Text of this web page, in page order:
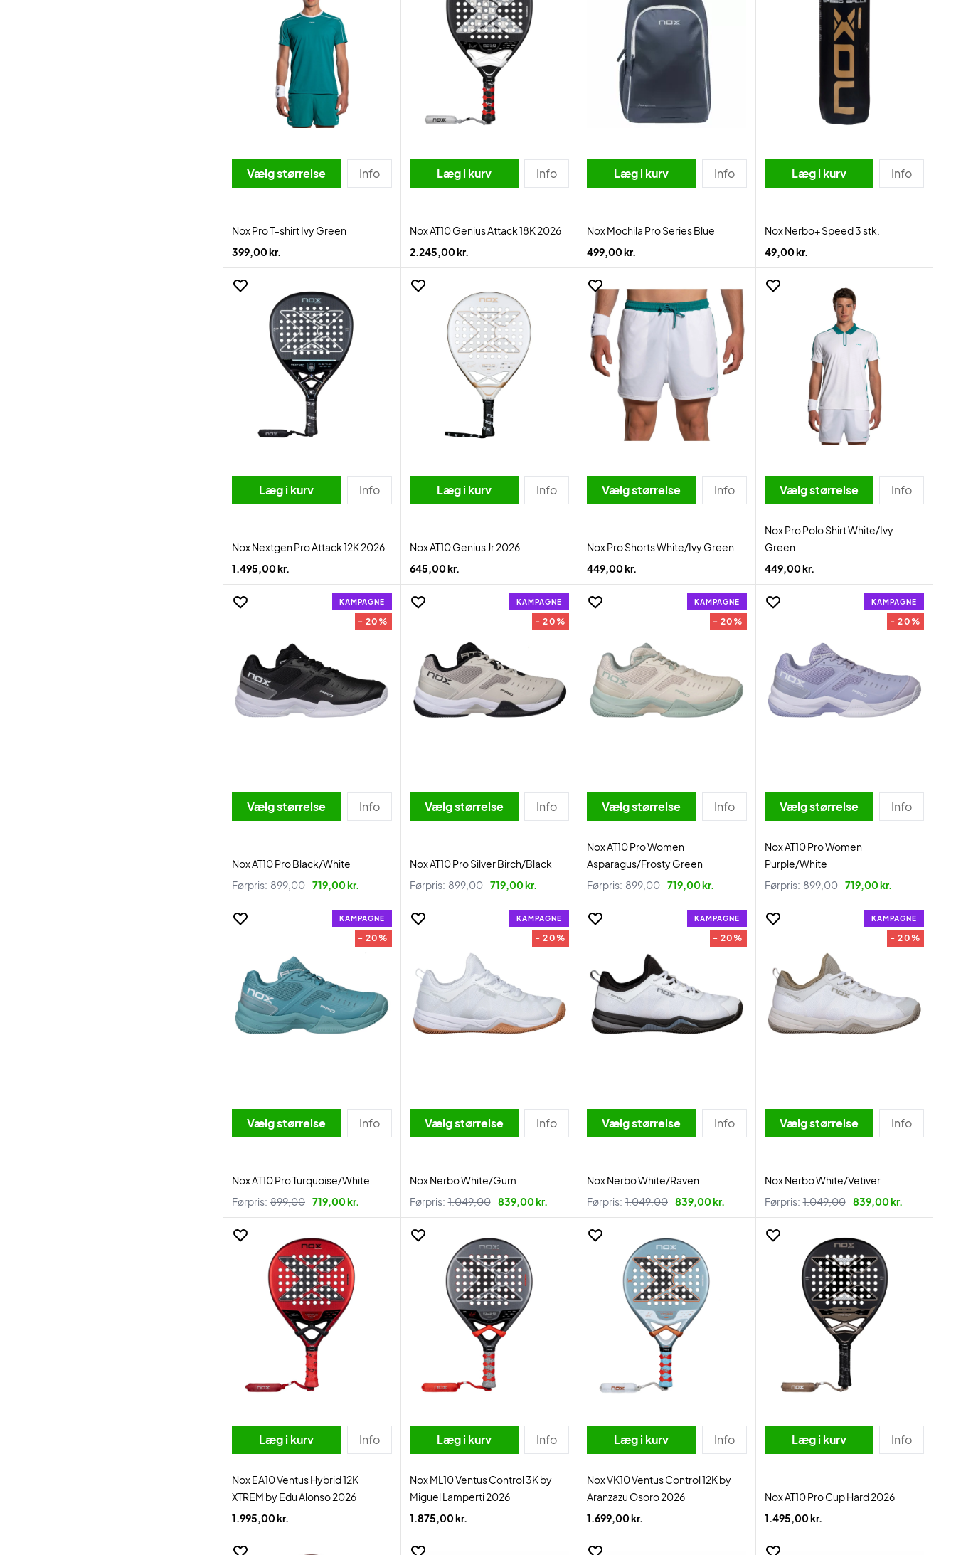
Vælg størrelse Info
Nox Pro T-shirt Ivy Green
399,00 kr.
Læg i kurv Info
Nox AT10 Genius Attack 18K 2026
2.245,00 kr.
Læg i kurv Info
Nox Mochila Pro Series Blue
499,00 kr.
Læg i kurv Info
Nox Nerbo+ Speed 3 stk.
49,00 kr.
Læg i kurv Info
Nox Nextgen Pro Attack 12K 2026
1.495,00 kr.
Læg i kurv Info
Nox AT10 Genius Jr 2026
645,00 kr.
Vælg størrelse Info
Nox Pro Shorts White/Ivy Green
449,00 kr.
Vælg størrelse Info
Nox Pro Polo Shirt White/Ivy
Green
449,00 kr.
KAMPAGNE
- 20%
Vælg størrelse Info
Nox AT10 Pro Black/White
Førpris: 899,00 719,00 kr.
KAMPAGNE
- 20%
Vælg størrelse Info
Nox AT10 Pro Silver Birch/Black
Førpris: 899,00 719,00 kr.
KAMPAGNE
- 20%
Vælg størrelse Info
Nox AT10 Pro Women
Asparagus/Frosty Green
Førpris: 899,00 719,00 kr.
KAMPAGNE
- 20%
Vælg størrelse Info
Nox AT10 Pro Women
Purple/White
Førpris: 899,00 719,00 kr.
KAMPAGNE
- 20%
Vælg størrelse Info
Nox AT10 Pro Turquoise/White
Førpris: 899,00 719,00 kr.
KAMPAGNE
- 20%
Vælg størrelse Info
Nox Nerbo White/Gum
Førpris: 1.049,00 839,00 kr.
KAMPAGNE
- 20%
Vælg størrelse Info
Nox Nerbo White/Raven
Førpris: 1.049,00 839,00 kr.
KAMPAGNE
- 20%
Vælg størrelse Info
Nox Nerbo White/Vetiver
Førpris: 1.049,00 839,00 kr.
Læg i kurv Info
Nox EA10 Ventus Hybrid 12K
XTREM by Edu Alonso 2026
1.995,00 kr.
Læg i kurv Info
Nox ML10 Ventus Control 3K by
Miguel Lamperti 2026
1.875,00 kr.
Læg i kurv Info
Nox VK10 Ventus Control 12K by
Aranzazu Osoro 2026
1.699,00 kr.
Læg i kurv Info
Nox AT10 Pro Cup Hard 2026
1.495,00 kr.